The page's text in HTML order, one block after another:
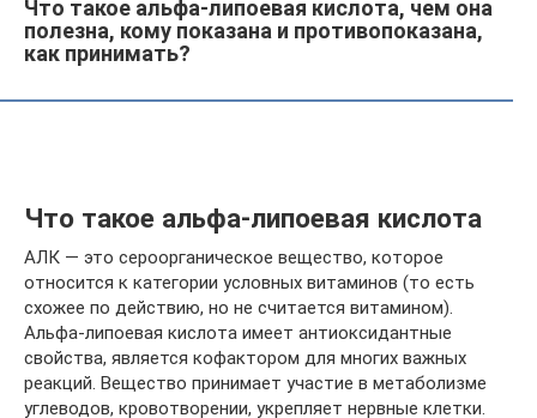
Что такое альфа-липоевая кислота, чем она
полезна, кому показана и противопоказана,
как принимать?
Что такое альфа-липоевая кислота
АЛК — это сероорганическое вещество, которое
относится к категории условных витаминов (то есть
схожее по действию, но не считается витамином).
Альфа-липоевая кислота имеет антиоксидантные
свойства, является кофактором для многих важных
реакций. Вещество принимает участие в метаболизме
углеводов, кровотворении, укрепляет нервные клетки.